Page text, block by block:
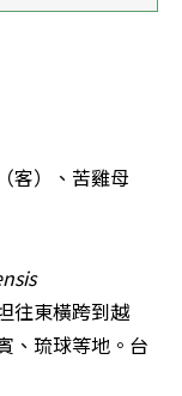
客）、苦雞母
往東橫跨到越
、琉球等地。台